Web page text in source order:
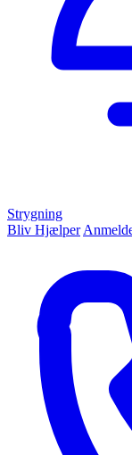
Strygning
Bliv Hjælper